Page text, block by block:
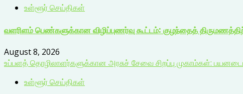
உள்ளூர் செய்திகள்
வளரிளம் பெண்களுக்கான விழிப்புணர்வு கூட்டம்: குழந்தைத்
August 8, 2026
உப்பளத் தொழிலாளர்களுக்கான அரசுச் சேவை சிறப்பு முகாம்கள்:
உள்ளூர் செய்திகள்